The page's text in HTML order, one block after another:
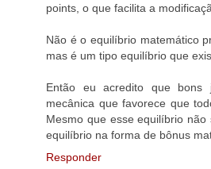
points, o que facilita a
Não é o equilíbrio matemático
mas é um tipo equilíbrio que
Então eu acredito que
mecânica que favorece que
Mesmo que esse equilíbrio
equilíbrio na forma de bônus
Responder